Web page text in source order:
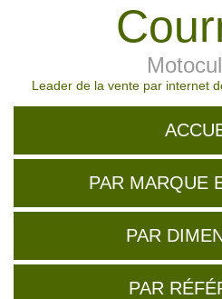
Leader de la vente par internet
PAR MARQUE
PAR
PAR